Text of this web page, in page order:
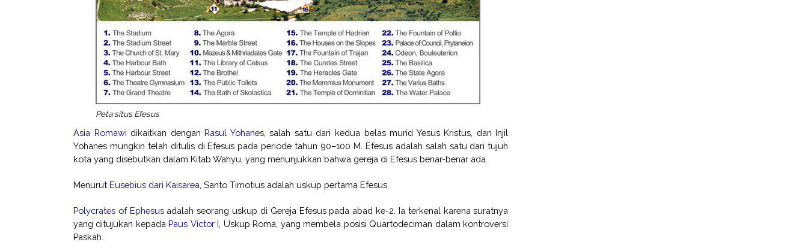
Peta situs Efesus
Asia Romawi dikaitkan denganRasul Yohanes, salah satu dari kedua belas murid Yesus Kristus, dan Injil
Yohanes mungkin telah ditulis di Efesus pada periode tahun 90–100 M. Efesus adalah salah satu dari tujuh
kota yang disebutkan dalam Kitab Wahyu, yang menunjukkan bahwa gereja di Efesus benar-benar ada.
Menurut Eusebius dari Kaisarea , Santo Timotius adalah uskup pertama Efesus.
Polycrates of Ephesusadalah seorang uskup di Gereja Efesus pada abad ke-2. Ia terkenal karena suratnya
yang ditujukan kepadaPaus Victor I , Uskup Roma, yang membela posisi Quartodeciman dalam kontroversi
Paskah.